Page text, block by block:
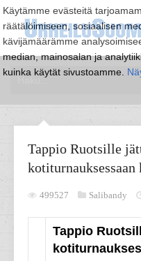
Käytämme evästeitä
räätälöimiseen, sosiaalisen
kävijämäärämme
median, mainosalan ja
kuinka käytät sivustoamme.
Tappio Ruotsille
499527 Salibandy
Tappio